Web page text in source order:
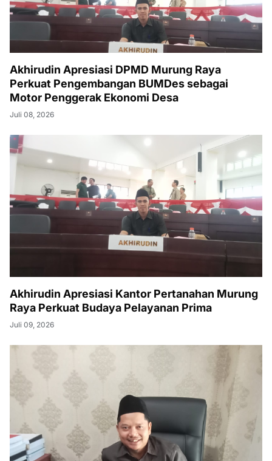
Akhirudin Apresiasi DPMD Murung Raya
Perkuat Pengembangan BUMDes sebagai
Motor Penggerak Ekonomi Desa
Juli 08, 2026
Akhirudin Apresiasi Kantor Pertanahan Murung
Raya Perkuat Budaya Pelayanan Prima
Juli 09, 2026